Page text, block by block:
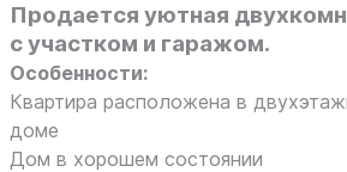
Продается уютная
с участком и гаражом.
Особенности:
Квартира расположена в
доме
Дом в хорошем состоянии